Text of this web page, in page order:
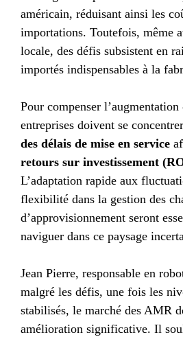
américain, réduisant ainsi les
importations. Toutefois, même
locale, des défis subsistent en
importés indispensables à la
Pour compenser l’augmentation
entreprises doivent se
des délais de mise en service
retours sur investissement
L’adaptation rapide aux
flexibilité dans la gestion des
d’approvisionnement seront
naviguer dans ce paysage
Jean Pierre, responsable en
malgré les défis, une fois les
stabilisés, le marché des AMR
amélioration significative. Il